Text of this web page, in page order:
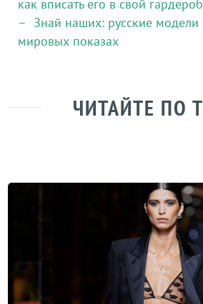
как вписать его в свой гардероб
Знай наших: русские модели
мировых показах
ЧИТАЙТЕ ПО